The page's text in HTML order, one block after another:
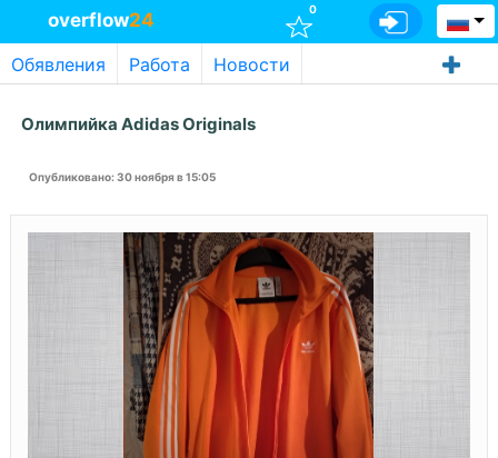
overflow24 0
Обявления Работа Новости
Олимпийка Adidas Originals
Опубликовано: 30 ноября в 15:05